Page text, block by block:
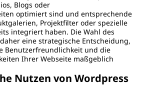
Blogs oder
optimiert sind und entsprechende
Projektfilter oder spezielle
integriert haben. Die Wahl des
eine strategische Entscheidung,
Benutzerfreundlichkeit und die
Ihrer Webseite maßgeblich
Nutzen von Wordpress